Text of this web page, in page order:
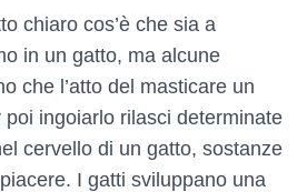
chiaro cos’è che sia a
in un gatto, ma alcune
che l’atto del masticare un
ingoiarlo rilasci determinate
cervello di un gatto, sostanze
I gatti sviluppano una